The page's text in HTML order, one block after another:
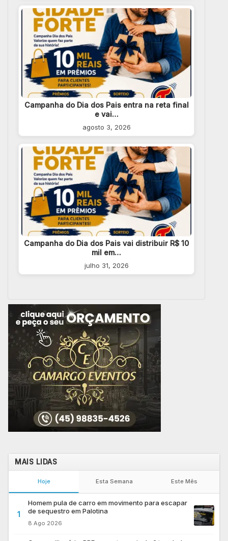
Campanha do Dia dos Pais entra na reta final
e vai…
agosto 3, 2026
Campanha do Dia dos Pais vai distribuir R$ 10
mil em…
julho 31, 2026
MAIS LIDAS
Hoje Esta Semana Este Mês
1
Homem pula de carro em movimento para escapar
de sequestro em Palotina
8 Ago 2026